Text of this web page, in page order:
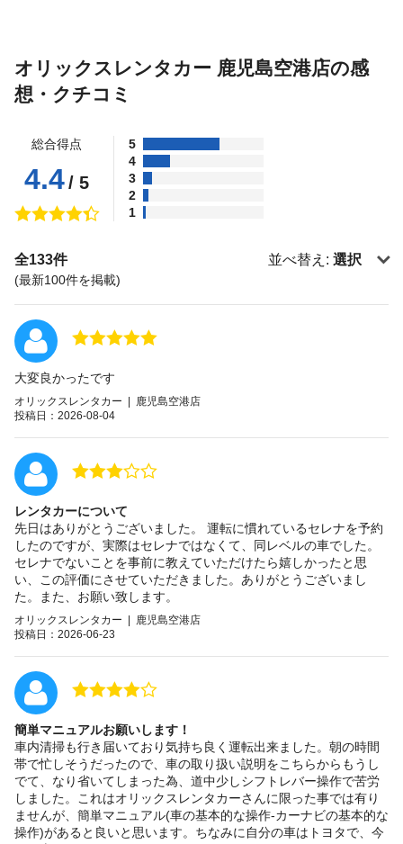
オリックスレンタカー 鹿児島空港店の感
想・クチコミ
総合得点
4.4/ 5
5
4
3
2
1
全133件
(最新100件を掲載)
並べ替え: 選択
大変良かったです
オリックスレンタカー | 鹿児島空港店
投稿日：2026-08-04
レンタカーについて
先日はありがとうございました。 運転に慣れているセレナを予約
したのですが、実際はセレナではなくて、同レベルの車でした。
セレナでないことを事前に教えていただけたら嬉しかったと思
い、この評価にさせていただきました。ありがとうございまし
た。また、お願い致します。
オリックスレンタカー | 鹿児島空港店
投稿日：2026-06-23
簡単マニュアルお願いします！
車内清掃も行き届いており気持ち良く運転出来ました。朝の時間
帯で忙しそうだったので、車の取り扱い説明をこちらからもうし
でて、なり省いてしまった為、道中少しシフトレバー操作で苦労
しました。これはオリックスレンタカーさんに限った事では有り
ませんが、簡単マニュアル(車の基本的な操作-カーナビの基本的な
操作)があると良いと思います。ちなみに自分の車はトヨタで、今